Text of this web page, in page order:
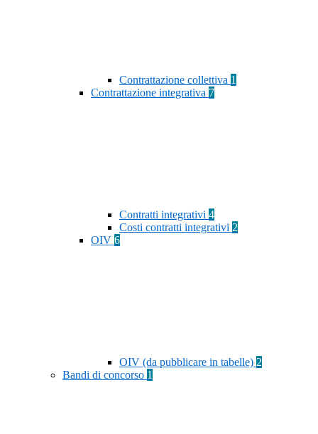
Contrattazione collettiva 1
Contrattazione integrativa 7
Contratti integrativi 4
Costi contratti integrativi 2
OIV 6
OIV (da pubblicare in tabelle) 2
Bandi di concorso 1